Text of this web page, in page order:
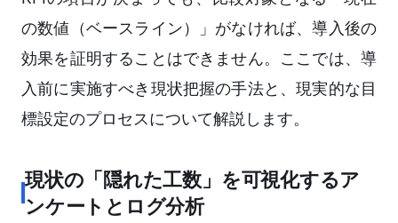
の数値（ベースライン）」がなければ、導入後の
効果を証明することはできません。ここでは、導
入前に実施すべき現状把握の手法と、現実的な目
標設定のプロセスについて解説します。
現状の「隠れた工数」を可視化するア
ンケートとログ分析